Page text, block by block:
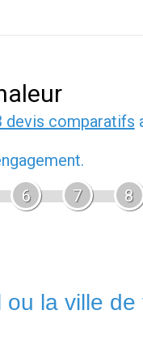
devis comparatifs
6 7 8
la ville de